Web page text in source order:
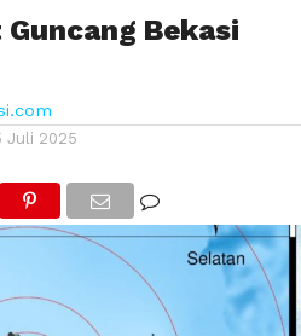
Bekasi
Juli 2025